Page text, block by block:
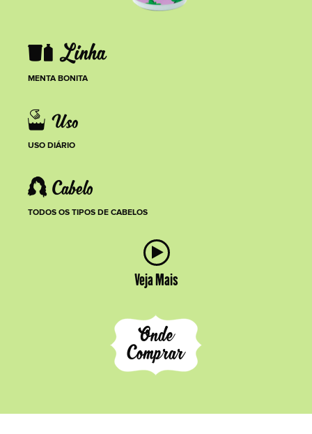
MENTA BONITA
USO DIÁRIO
TODOS OS TIPOS DE CABELOS
Veja Mais
Onde
Comprar